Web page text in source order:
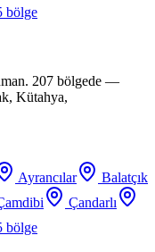
bölge
207 bölgede —
Kütahya,
Ayrancılar
Balatçık
Çandarlı
bölge